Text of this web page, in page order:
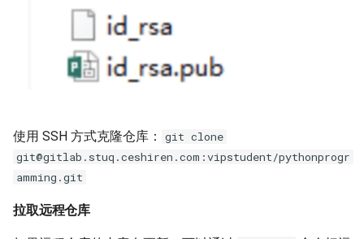
使用 SSH 方式克隆仓库：
git clone
git@gitlab.stuq.ceshiren.com:vipstudent/pythonprogr
amming.git
拉取远程仓库